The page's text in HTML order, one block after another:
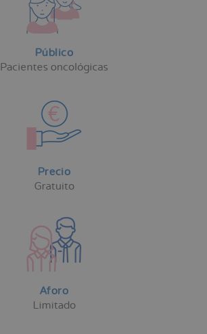
Público
Pacientes oncológicas
Precio
Gratuito
Aforo
Limitado